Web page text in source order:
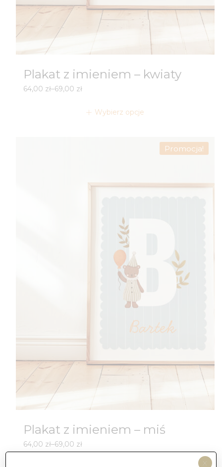
Plakat z imieniem – kwiaty
64,00 zł–69,00 zł
Zakres
Wybierz opcje
Promocja!
Plakat z imieniem – miś
64,00 zł–69,00 zł
Zakres
cen:
X